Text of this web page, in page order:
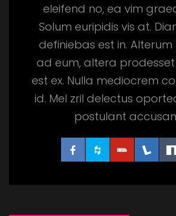
eleifend no, ea vim
Solum euripidis vis at.
definiebas est in.
ad eum, altera
est ex. Nulla mediocrem
id. Mel zril delectus
postulant